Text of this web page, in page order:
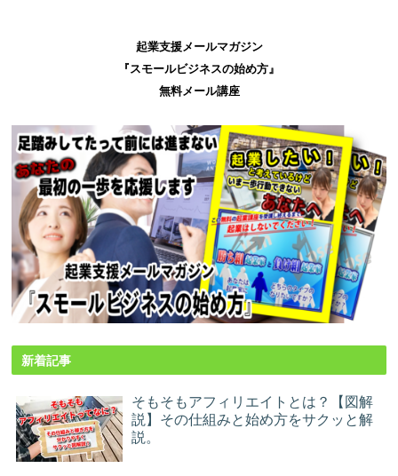
起業支援メールマガジン
『スモールビジネスの始め方』
無料メール講座
新着記事
そもそもアフィリエイトとは？【図解
説】その仕組みと始め方をサクッと解
説。